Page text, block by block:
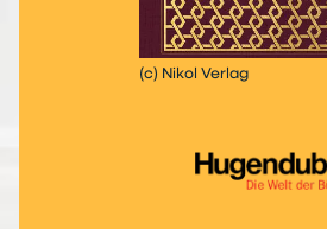
(c) Nikol Verlag